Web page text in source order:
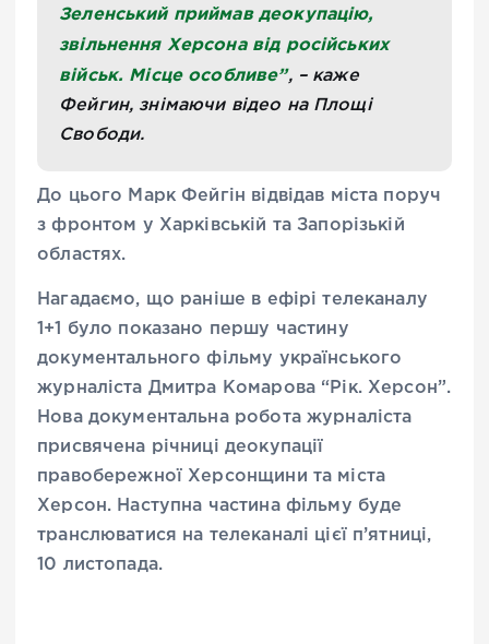
Зеленський приймав деокупацію,
звільнення Херсона від російських
військ. Місце особливе”, – каже
Фейгин, знімаючи відео на Площі
Свободи.
До цього Марк Фейгін відвідав міста поруч
з фронтом у Харківській та Запорізькій
областях.
Нагадаємо, що раніше в ефірі телеканалу
1+1 було показано першу частину
документального фільму українського
журналіста Дмитра Комарова “Рік. Херсон”.
Нова документальна робота журналіста
присвячена річниці деокупації
правобережної Херсонщини та міста
Херсон. Наступна частина фільму буде
транслюватися на телеканалі цієї п’ятниці,
10 листопада.